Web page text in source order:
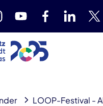
LOOP-Festival -